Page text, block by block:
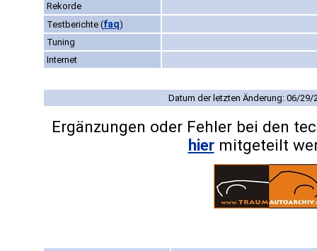
Rekorde
Testberichte (faq)
Tuning
Internet
Datum der letzten Änderung: 06/29/
Ergänzungen oder Fehler bei den
hiermitgeteilt